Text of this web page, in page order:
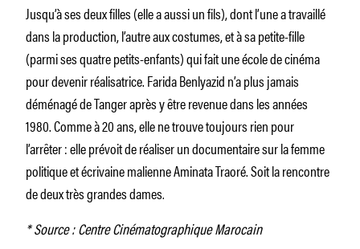
Jusqu’à ses deux filles (elle a aussi un fils), dont l’une a travaillé
dans la production, l’autre aux costumes, et à sa petite-fille
(parmi ses quatre petits-enfants) qui fait une école de cinéma
pour devenir réalisatrice. Farida Benlyazid n’a plus jamais
déménagé de Tanger après y être revenue dans les années
1980. Comme à 20 ans, elle ne trouve toujours rien pour
l’arrêter : elle prévoit de réaliser un documentaire sur la femme
politique et écrivaine malienne Aminata Traoré. Soit la rencontre
de deux très grandes dames.
* Source : Centre Cinématographique Marocain